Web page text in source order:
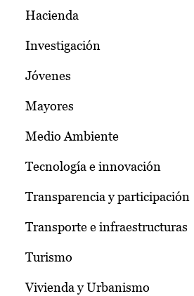
Hacienda
Investigación
Jóvenes
Mayores
Medio Ambiente
Tecnología e innovación
Transparencia y participación
Transporte e infraestructuras
Turismo
Vivienda y Urbanismo